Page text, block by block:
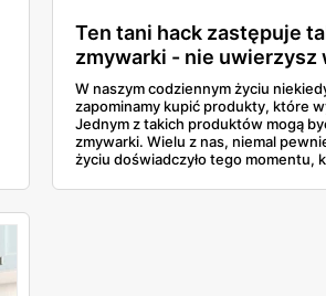
Ten tani hack zastępuje
zmywarki - nie uwierzysz
skuteczność
W naszym codziennym życiu
zapominamy kupić produkty, które
Jednym z takich produktów mogą
zmywarki. Wielu z nas, niemal
życiu doświadczyło tego momentu,
tabletek. W takiej sytuacji często